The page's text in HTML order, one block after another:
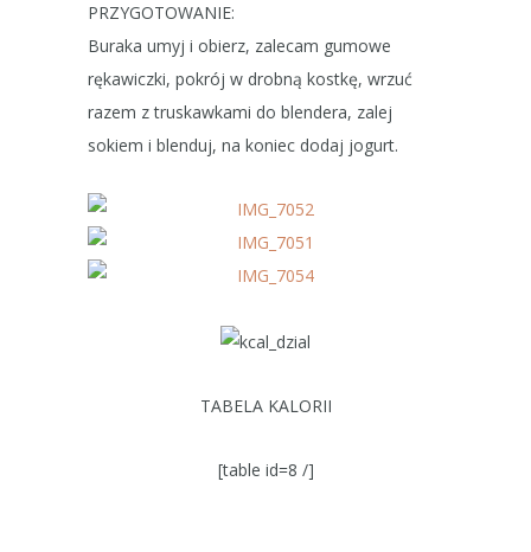
PRZYGOTOWANIE:
Buraka umyj i obierz, zalecam gumowe
rękawiczki, pokrój w drobną kostkę, wrzuć
razem z truskawkami do blendera, zalej
sokiem i blenduj, na koniec dodaj jogurt.
TABELA KALORII
[table id=8 /]